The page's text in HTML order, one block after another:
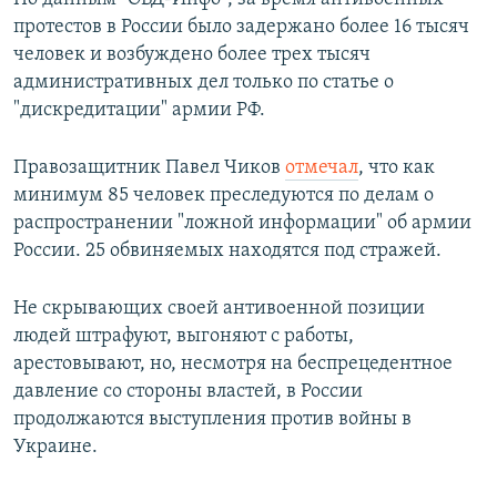
протестов в России было задержано более 16 тысяч
человек и возбуждено более трех тысяч
административных дел только по статье о
"дискредитации" армии РФ.
Правозащитник Павел Чиков отмечал, что как
минимум 85 человек преследуются по делам о
распространении "ложной информации" об армии
России. 25 обвиняемых находятся под стражей.
Не скрывающих своей антивоенной позиции
людей штрафуют, выгоняют с работы,
арестовывают, но, несмотря на беспрецедентное
давление со стороны властей, в России
продолжаются выступления против войны в
Украине.